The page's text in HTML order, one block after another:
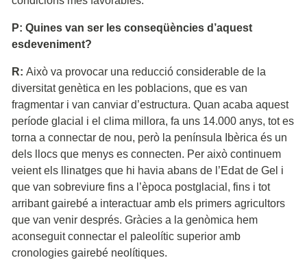
P: Quines van ser les conseqüències d’aquest
esdeveniment?
R: Això va provocar una reducció considerable de la
diversitat genètica en les poblacions, que es van
fragmentar i van canviar d’estructura. Quan acaba aquest
període glacial i el clima millora, fa uns 14.000 anys, tot es
torna a connectar de nou, però la península Ibèrica és un
dels llocs que menys es connecten. Per això continuem
veient els llinatges que hi havia abans de l’Edat de Gel i
que van sobreviure fins a l’època postglacial, fins i tot
arribant gairebé a interactuar amb els primers agricultors
que van venir després. Gràcies a la genòmica hem
aconseguit connectar el paleolític superior amb
cronologies gairebé neolítiques.